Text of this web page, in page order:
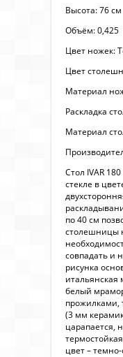
Высота: 76 см
Объём: 0,425
Цвет ножек:
Цвет
Материал
Раскладка
Материал
Стол IVAR
стекле в
по 40 см
столешницы
совпадать и
рисунка
итальянская
белый
(3 мм
царапается,
цвет –